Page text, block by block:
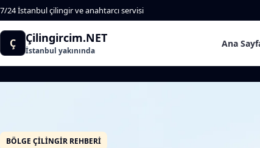
7/24 İstanbul çilingir ve anahtarcı servisi
Ç Çilingircim.NET
İstanbul yakınında
Ana
BÖLGE ÇILINGIR REHBERI